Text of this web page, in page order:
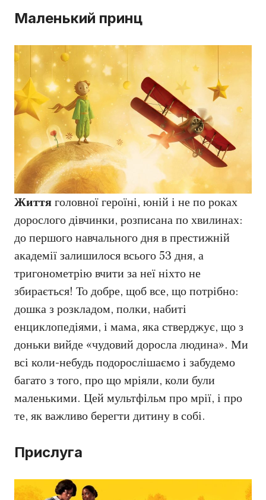
Маленький принц
Життяголовної героїні, юній і не по роках
дорослого дівчинки, розписана по хвилинах:
до першого навчального дня в престижній
академії залишилося всього 53 дня, а
тригонометрію вчити за неї ніхто не
збирається! То добре, щоб все, що потрібно:
дошка з розкладом, полки, набиті
енциклопедіями, і мама, яка стверджує, що з
доньки вийде «чудовий доросла людина». Ми
всі коли-небудь подорослішаємо і забудемо
багато з того, про що мріяли, коли були
маленькими. Цей мультфільм про мрії, і про
те, як важливо берегти дитину в собі.
Прислуга